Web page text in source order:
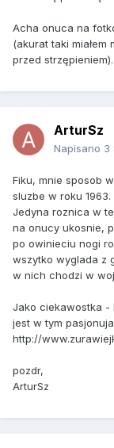
Acha onuca na
(akurat taki
przed strzępieniem).
ArturSz
Napisano 3
Fiku, mnie sposob
sluzbe w roku 1963.
Jedyna roznica w
na onucy ukosnie,
po owinieciu nogi
wszytko wyglada z
w nich chodzi w
Jako ciekawostka -
jest w tym
http://
pozdr,
ArturSz